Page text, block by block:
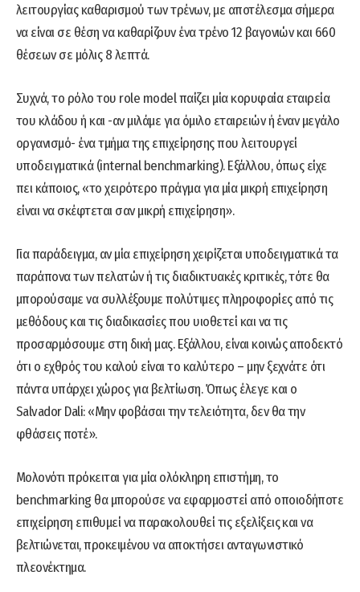
λειτουργίας καθαρισμού των τρένων, με αποτέλεσμα σήμερα
να είναι σε θέση να καθαρίζουν ένα τρένο 12 βαγονιών και 660
θέσεων σε μόλις 8 λεπτά.
Συχνά, το ρόλο του role model παίζει μία κορυφαία εταιρεία
του κλάδου ή και -αν μιλάμε για όμιλο εταιρειών ή έναν μεγάλο
οργανισμό- ένα τμήμα της επιχείρησης που λειτουργεί
υποδειγματικά (internal benchmarking). Εξάλλου, όπως είχε
πει κάποιος, «το χειρότερο πράγμα για μία μικρή επιχείρηση
είναι να σκέφτεται σαν μικρή επιχείρηση».
Για παράδειγµα, αν µία επιχείρηση χειρίζεται υποδειγματικά τα
παράπονα των πελατών ή τις διαδικτυακές κριτικές, τότε θα
µπορούσαμε να συλλέξουμε πολύτιμες πληροφορίες από τις
µεθόδους και τις διαδικασίες που υιοθετεί και να τις
προσαρμόσουμε στη δική μας. Εξάλλου, είναι κοινώς αποδεκτό
ότι ο εχθρός του καλού είναι το καλύτερο – μην ξεχνάτε ότι
πάντα υπάρχει χώρος για βελτίωση. Όπως έλεγε και ο
Salvador Dali: «Μην φοβάσαι την τελειότητα, δεν θα την
φθάσεις ποτέ».
Μολονότι πρόκειται για μία ολόκληρη επιστήμη, το
benchmarking θα μπορούσε να εφαρμοστεί από οποιοδήποτε
επιχείρηση επιθυμεί να παρακολουθεί τις εξελίξεις και να
βελτιώνεται, προκειμένου να αποκτήσει ανταγωνιστικό
πλεονέκτημα.